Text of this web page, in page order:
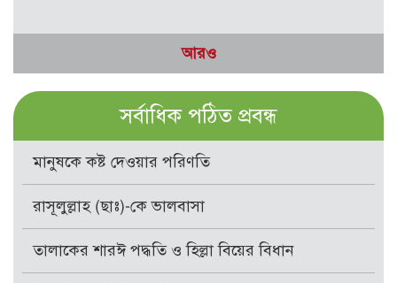
আরও
সর্বাধিক পঠিত প্রবন্ধ
মানুষকে কষ্ট দেওয়ার পরিণতি
রাসূলুল্লাহ (ছাঃ)-কে ভালবাসা
তালাকের শারঈ পদ্ধতি ও হিল্লা বিয়ের বিধান